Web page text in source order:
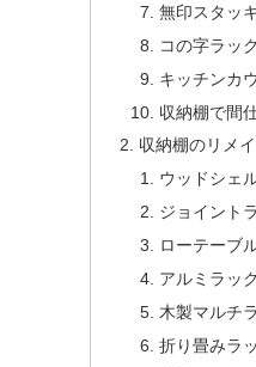
無印スタッ
コの字ラック
キッチンカ
収納棚で間
収納棚のリメ
ウッドシェ
ジョイント
ローテーブ
アルミラッ
木製マルチ
折り畳みラ